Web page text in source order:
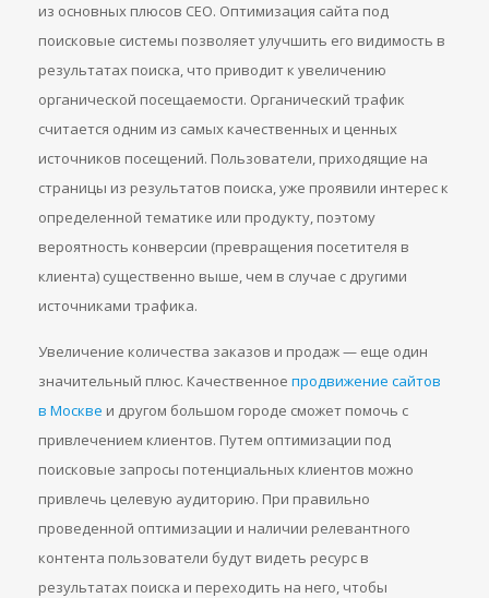
из основных плюсов СЕО. Оптимизация сайта под
поисковые системы позволяет улучшить его видимость в
результатах поиска, что приводит к увеличению
органической посещаемости. Органический трафик
считается одним из самых качественных и ценных
источников посещений. Пользователи, приходящие на
страницы из результатов поиска, уже проявили интерес к
определенной тематике или продукту, поэтому
вероятность конверсии (превращения посетителя в
клиента) существенно выше, чем в случае с другими
источниками трафика.
Увеличение количества заказов и продаж — еще один
значительный плюс. Качественное продвижение сайтов
в Москве и другом большом городе сможет помочь с
привлечением клиентов. Путем оптимизации под
поисковые запросы потенциальных клиентов можно
привлечь целевую аудиторию. При правильно
проведенной оптимизации и наличии релевантного
контента пользователи будут видеть ресурс в
результатах поиска и переходить на него, чтобы